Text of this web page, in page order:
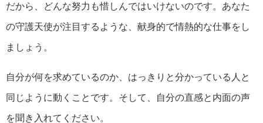
だから、どんな努力も惜しんではいけないのです。あなた
の守護天使が注目するような、献身的で情熱的な仕事をし
ましょう。
自分が何を求めているのか、はっきりと分かっている人と
同じように動くことです。そして、自分の直感と内面の声
を聞き入れてください。